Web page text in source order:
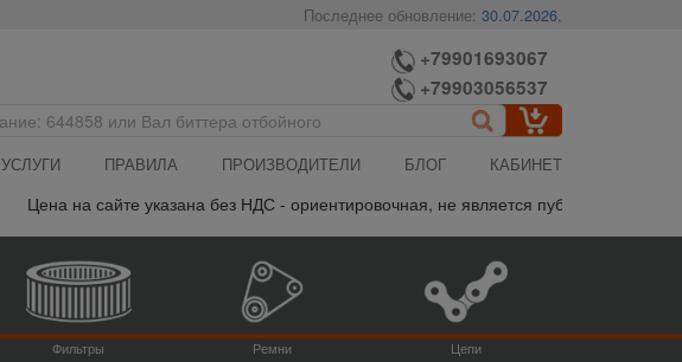
Последнее обновление:30.07.2026,
+79901693067
+79903056537
УСЛУГИ ПРАВИЛА ПРОИЗВОДИТЕЛИ БЛОГ КАБИНЕТ
Цена на сайте указана без НДС - ориентировочная, не является публичной
Фильтры Ремни Цепи